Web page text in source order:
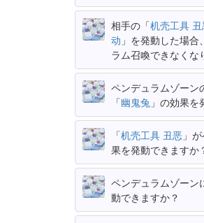
相手の「机壳工具
动 」を発動した場合
ラム召喚できなくな
ペンデュラムゾーン
「幽鬼兔 」の効果を
「机壳工具 丑恶 」
果を発動できますか
ペンデュラムゾーン
動できますか？